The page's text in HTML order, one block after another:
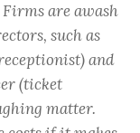
are awash
such as
and
(ticket
matter.